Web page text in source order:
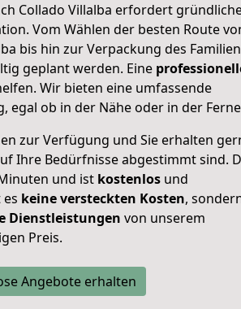
Collado Villalba erfordert
Vom Wählen der besten Route
bis hin zur Verpackung des Familien
geplant werden. Eine
Wir bieten eine umfassende
egal ob in der Nähe oder in der
zur Verfügung und Sie erhalten
Ihre Bedürfnisse abgestimmt sind.
und ist kostenlos und
keine versteckten Kosten,
Dienstleistungen von unserem
Preis.
Angebote erhalten